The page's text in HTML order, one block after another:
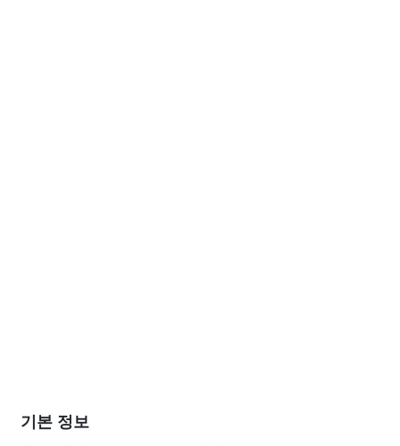
기본 정보